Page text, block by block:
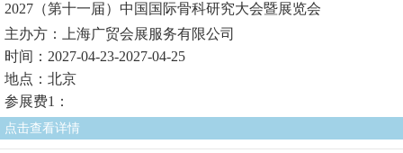
2027（第十一届）中国国际骨科研究大会暨展览会
主办方：上海广贸会展服务有限公司
时间：2027-04-23-2027-04-25
地点：北京
参展费1：
点击查看详情